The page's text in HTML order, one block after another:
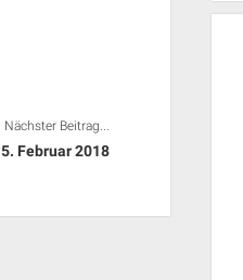
Nächster Beitrag...
5. Februar 2018